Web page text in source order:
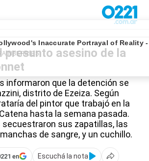
presunto asesino de la
informaron que la detención se
distrito de Ezeiza. Según
del pintor que trabajó en la
hasta la semana pasada.
secuestraron sus zapatillas, las
de sangre, y un cuchillo.
en
Escuchá la nota